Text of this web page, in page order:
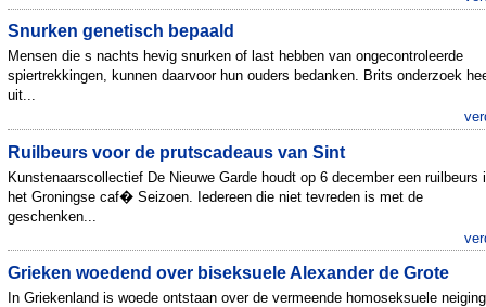
Snurken genetisch bepaald
Mensen die s nachts hevig snurken of last hebben van ongecontroleerde
spiertrekkingen, kunnen daarvoor hun ouders bedanken. Brits onderzoek
uit...
Ruilbeurs voor de prutscadeaus van Sint
Kunstenaarscollectief De Nieuwe Garde houdt op 6 december een ruilbeurs
het Groningse caf� Seizoen. Iedereen die niet tevreden is met de
geschenken...
Grieken woedend over biseksuele Alexander de Grote
In Griekenland is woede ontstaan over de vermeende homoseksuele